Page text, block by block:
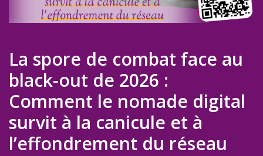
La spore de combat face au
black-out de 2026 :
Comment le nomade digital
survit à la canicule et à
l’effondrement du réseau